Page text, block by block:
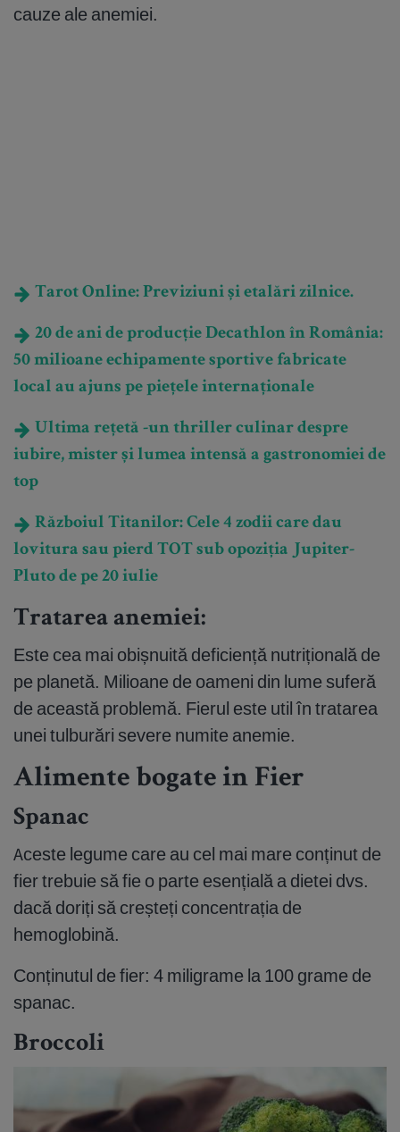
cauze ale anemiei.
Tarot Online: Previziuni și etalări zilnice.
20 de ani de producție Decathlon în România:
50 milioane echipamente sportive fabricate
local au ajuns pe piețele internaționale
Ultima rețetă -un thriller culinar despre
iubire, mister și lumea intensă a gastronomiei de
top
Războiul Titanilor: Cele 4 zodii care dau
lovitura sau pierd TOT sub opoziția Jupiter-
Pluto de pe 20 iulie
Tratarea anemiei:
Este cea mai obișnuită deficiență nutrițională de
pe planetă. Milioane de oameni din lume suferă
de această problemă. Fierul este util în tratarea
unei tulburări severe numite anemie.
Alimente bogate in Fier
Spanac
Aceste legume care au cel mai mare conținut de
fier trebuie să fie o parte esențială a dietei dvs.
dacă doriți să creșteți concentrația de
hemoglobină.
Conținutul de fier: 4 miligrame la 100 grame de
spanac.
Broccoli